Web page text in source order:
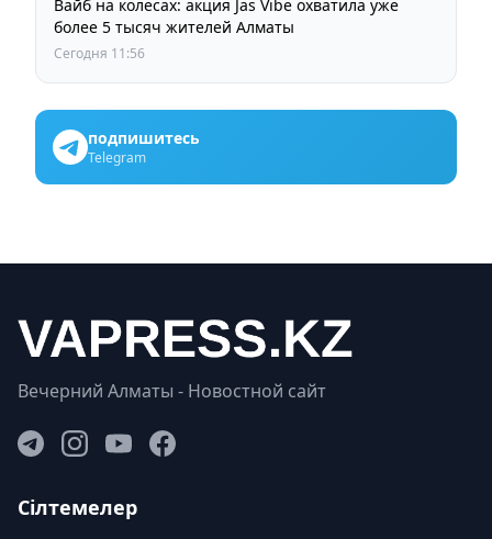
Вайб на колесах: акция Jas Vibe охватила уже
более 5 тысяч жителей Алматы
Сегодня 11:56
подпишитесь
Telegram
Вечерний Алматы - Новостной сайт
Сілтемелер